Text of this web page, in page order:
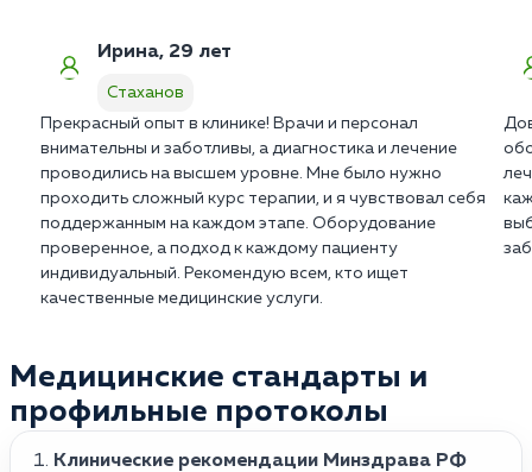
Ирина, 29 лет
Стаханов
Прекрасный опыт в клинике! Врачи и персонал
внимательны и заботливы, а диагностика и лечение
проводились на высшем уровне. Мне было нужно
проходить сложный курс терапии, и я чувствовал себя
поддержанным на каждом этапе. Оборудование
проверенное, а подход к каждому пациенту
индивидуальный. Рекомендую всем, кто ищет
качественные медицинские услуги.
Медицинские стандарты и
профильные протоколы
Клинические рекомендации Минздрава РФ